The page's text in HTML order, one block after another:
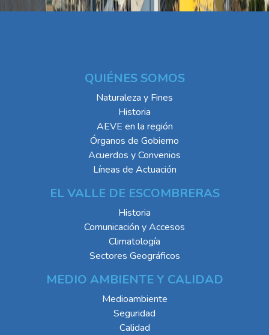
QUIÉNES SOMOS
Naturaleza y Fines
Historia
AEVE en la región
Órganos de Gobierno
Acuerdos y Convenios
Líneas de Actuación
EL VALLE DE ESCOMBRERAS
Historia
Comunicación y Accesos
Climatología
Sectores Geográficos
MEDIO AMBIENTE Y CALIDAD
Medioambiente
Seguridad
Calidad